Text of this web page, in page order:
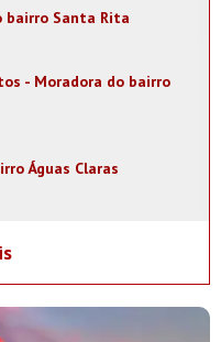
bairro Santa Rita
- Moradora do bairro
Águas Claras